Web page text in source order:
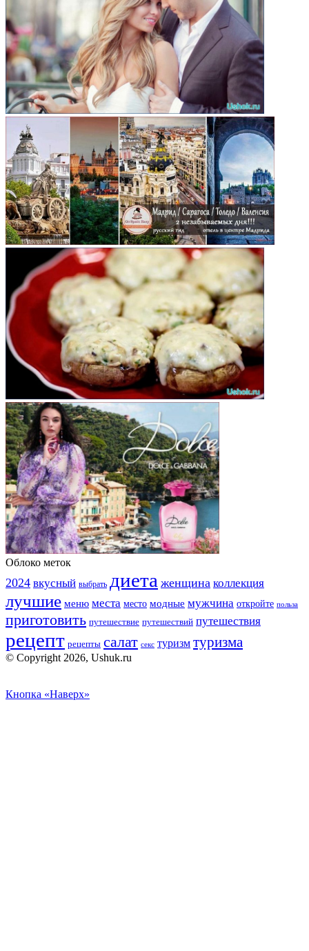
Облоко меток
2024 вкусный выбрать диета женщина коллекция
лучшие меню места место модные мужчина откройте польза
приготовить путешествие путешествий путешествия
рецепт рецепты салат секс туризм туризма
© Copyright 2026, Ushuk.ru
Кнопка «Наверх»